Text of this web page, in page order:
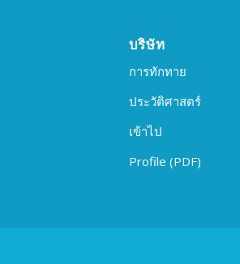
บริษัท
การทักทาย
ประวัติศาสตร์
เข้าไป
Profile (PDF)